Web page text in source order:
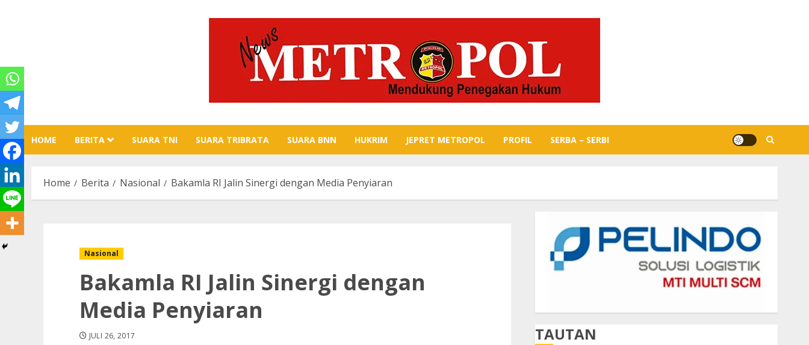
HOME BERITA SUARA TNI SUARA TRIBRATA SUARA BNN HUKRIM JEPRET METROPOL PROFIL SERBA – SERBI
Home Berita Nasional Bakamla RI Jalin Sinergi dengan Media Penyiaran
Nasional
Bakamla RI Jalin Sinergi dengan
Media Penyiaran
JULI 26, 2017 TAUTAN